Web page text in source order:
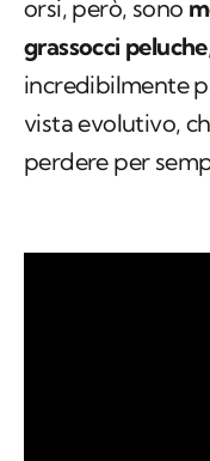
orsi, però, sono
grassocci peluche
incredibilmente
vista evolutivo,
perdere per